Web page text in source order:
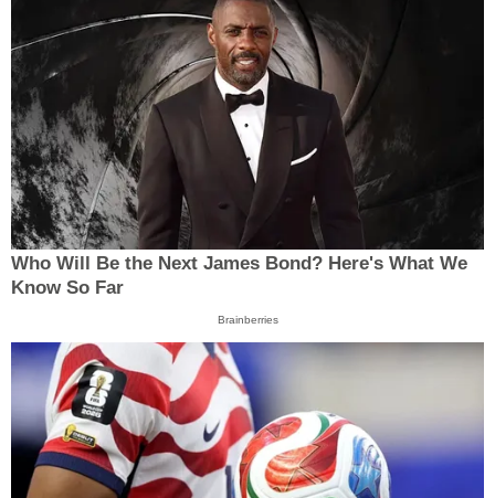
Who Will Be the Next James Bond? Here's What We
Know So Far
Brainberries